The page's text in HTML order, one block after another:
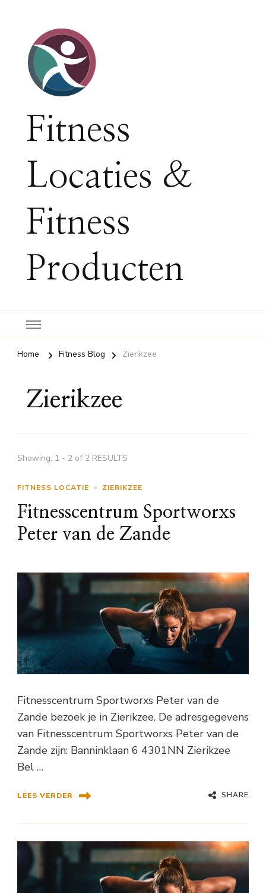
Fitness
Locaties &
Fitness
Producten
Home Fitness Blog Zierikzee
Zierikzee
Showing: 1 - 2 of 2 RESULTS
FITNESS LOCATIE ZIERIKZEE
Fitnesscentrum Sportworxs
Peter van de Zande
Fitnesscentrum Sportworxs Peter van de
Zande bezoek je in Zierikzee. De adresgegevens
van Fitnesscentrum Sportworxs Peter van de
Zande zijn: Banninklaan 6 4301NN Zierikzee
Bel …
LEES VERDER SHARE